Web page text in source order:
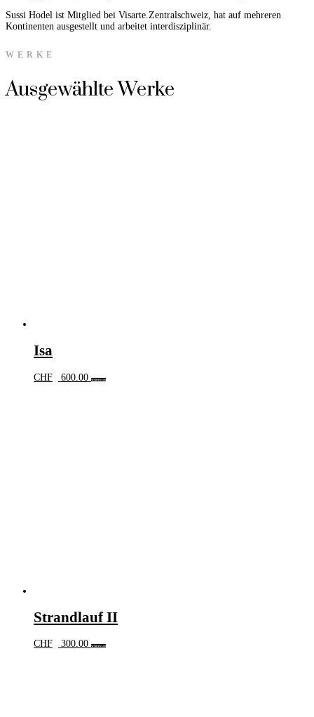
Sussi Hodel ist Mitglied bei Visarte.Zentralschweiz, hat auf mehreren
Kontinenten ausgestellt und arbeitet interdisziplinär.
WERKE
Ausgewählte Werke
Isa
CHF 600.00 Weiterlesen
Strandlauf II
CHF 300.00 Weiterlesen